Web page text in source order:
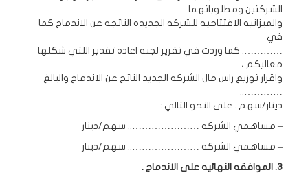
الشركتين ومطلوباتهما
والميزانيه الافتتاحيه للشركه الجديده الناتجه عن الاندماج كما
في
…………. كما وردت في تقرير لجنه اعاده تقدير اللتي شكلها
معاليكم ،
واقرار توزيع راس مال الشركه الجديد الناتج عن الاندماج والبالغ
…………..
دينار/سهم . على النحو التالي :
– مساهمي الشركه ………………….. سهم/دينار
– مساهمي الشركه ………………….. سهم/دينار
3. الموافقه النهائيه على الاندماج .